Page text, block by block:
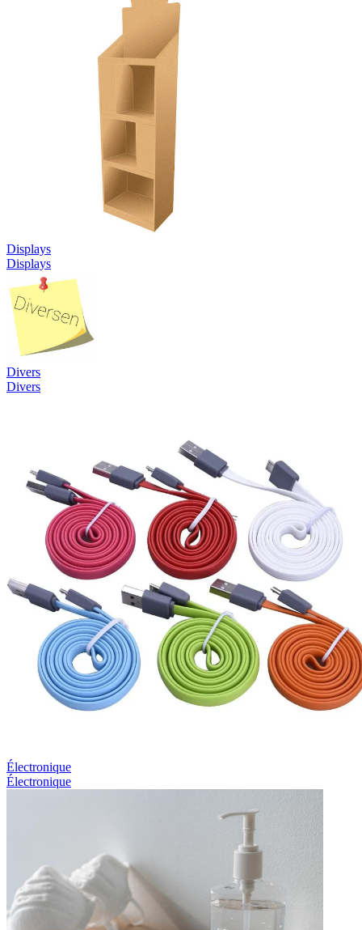
Displays
Displays
Divers
Divers
Électronique
Électronique